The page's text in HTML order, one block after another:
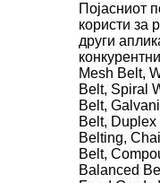
Појасниот
користи за
други
Mesh Belt,
Belt, Spiral
Belt,
Belt,
Belting,
Belt,
Balanced